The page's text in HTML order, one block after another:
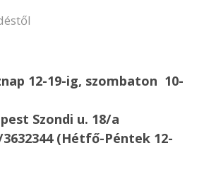
12-19-ig, szombaton 10-
Szondi u. 18/a
(Hétfő-Péntek 12-